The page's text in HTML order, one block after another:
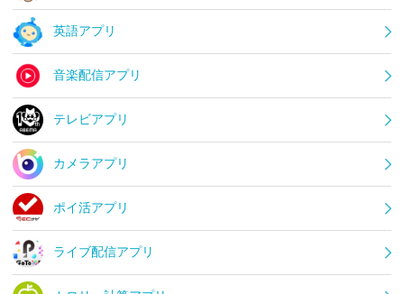
英語アプリ
音楽配信アプリ
テレビアプリ
カメラアプリ
ポイ活アプリ
ライブ配信アプリ